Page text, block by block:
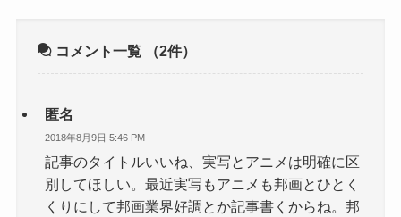
コメント一覧 （2件）
匿名
2018年8月9日 5:46 PM
記事のタイトルいいね、実写とアニメは明確に区
別してほしい。最近実写もアニメも邦画とひとく
くりにして邦画業界好調とか記事書くからね。邦